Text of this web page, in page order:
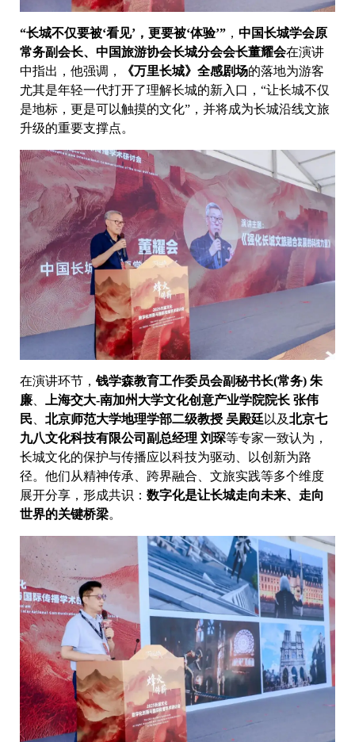
“长城不仅要被‘看见’，更要被‘体验’” ， 中国长城学会原
常务副会长、中国旅游协会长城分会会长董耀会在演讲
中指出，他强调，
《万里长城》全感剧场的落地为游客
尤其是年轻一代打开了理解长城的新入口，“让长城不仅
是地标，更是可以触摸的文化”，并将成为长城沿线文旅
升级的重要支撑点。
在演讲环节，钱学森教育工作委员会副秘书长(常务) 朱
廉
上海交大-南加州大学文化创意产业学院院长 张伟
民
北京师范大学地理学部二级教授 吴殿廷 以及北京七
九八文化科技有限公司副总经理 刘琛等专家一致认为，
长城文化的保护与传播应以科技为驱动、以创新为路
径。他们从精神传承、跨界融合、文旅实践等多个维度
展开分享，形成共识： 数字化是让长城走向未来、走向
世界的关键桥梁。